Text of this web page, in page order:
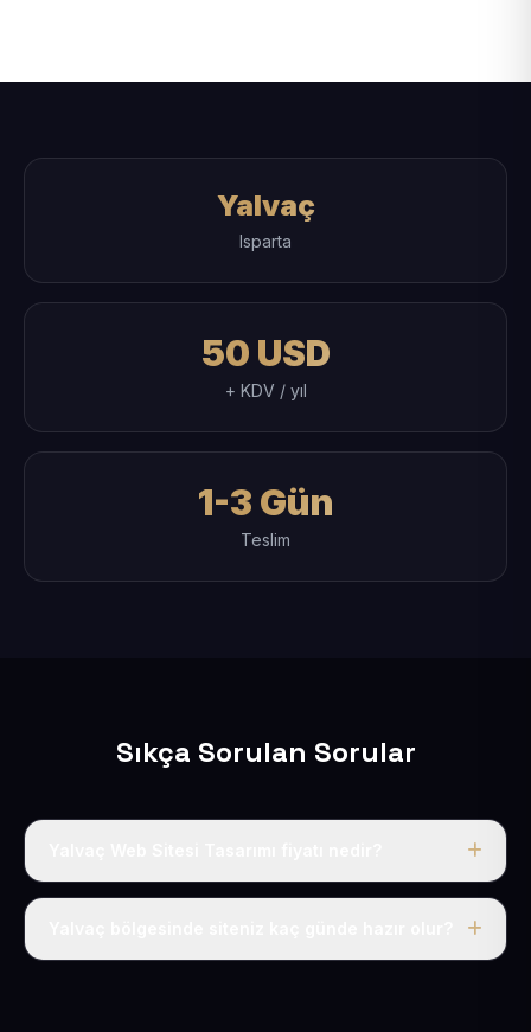
Yalvaç
Isparta
50 USD
+ KDV / yıl
1-3 Gün
Teslim
Sıkça Sorulan Sorular
Tek fiyat uygulanır: yıllık 50 USD + KDV. Bu bedele alan